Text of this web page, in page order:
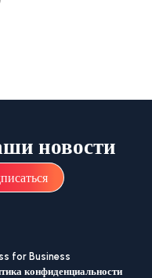
новости
for Business
конфиденциальности